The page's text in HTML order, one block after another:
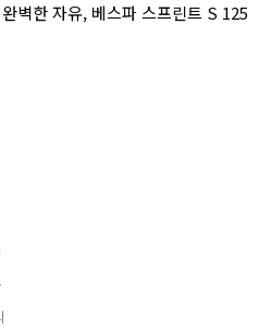
벽한 자유, 베스파 스프린트 S 125